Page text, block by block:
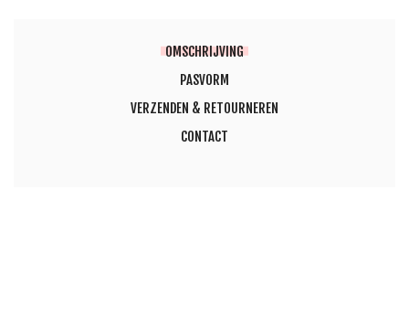
OMSCHRIJVING
PASVORM
VERZENDEN & RETOURNEREN
CONTACT